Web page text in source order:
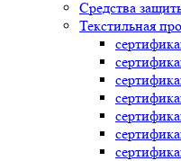
Средства
Текстильная